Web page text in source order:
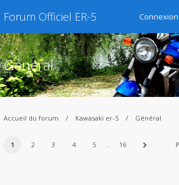
Forum Officiel ER-5 Connexion
Général
Accueil du forum Kawasaki er-5 Général
1 2 3 4 5 … 16